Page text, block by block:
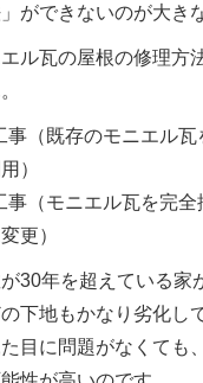
」ができないのが大き
ル瓦の屋根の修理方
事（既存のモニエル
）
事（モニエル瓦を完
更）
30年を超えている家
下地もかなり劣化し
目に問題がなくても